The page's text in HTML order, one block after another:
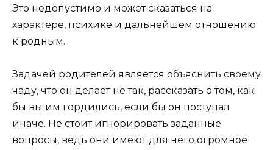
Это недопустимо и может сказаться на
характере, психике и дальнейшем отношению
к родным.
Задачей родителей является объяснить своему
чаду, что он делает не так, рассказать о том, как
бы вы им гордились, если бы он поступал
иначе. Не стоит игнорировать заданные
вопросы, ведь они имеют для него огромное